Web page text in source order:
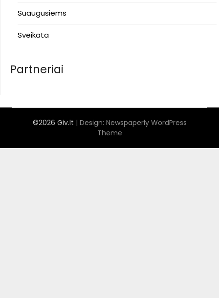
Suaugusiems
Sveikata
Partneriai
©2026 Giv.lt | Design: Newspaperly WordPress
Theme